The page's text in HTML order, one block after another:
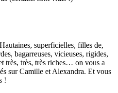
superficielles, filles de,
bagarreuses, vicieuses, rigides,
très, très, très riches… on vous a
sur Camille et Alexandra. Et vous
!